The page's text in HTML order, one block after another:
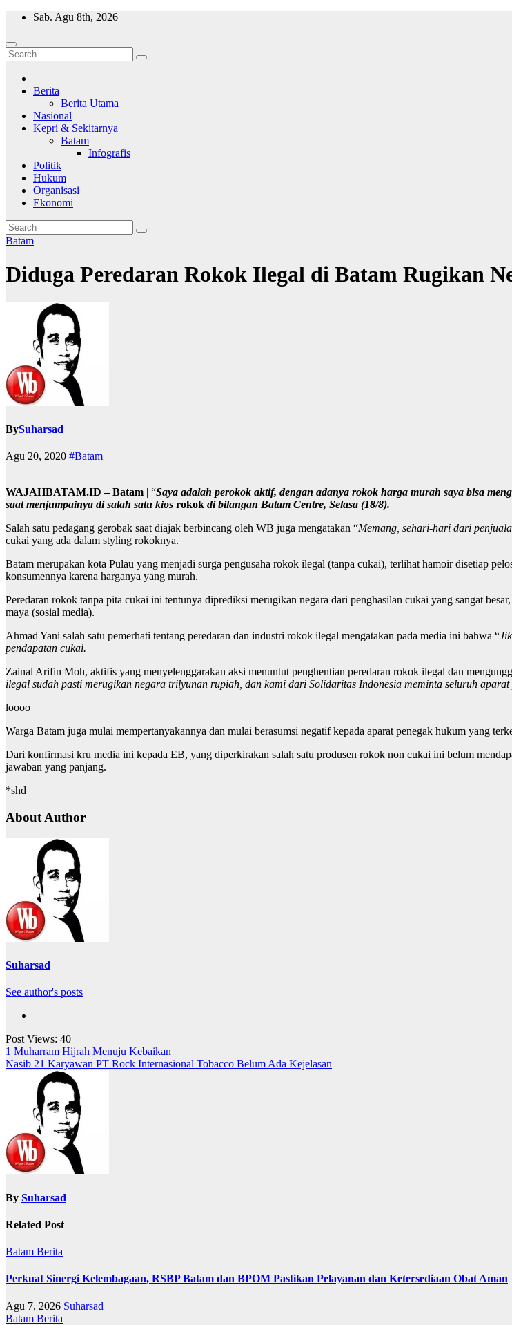
Skip
content
Sab. Agu 8th, 2026
Wajah Batam
CCTV nya kota Batam
Berita
Berita Utama
Nasional
Kepri & Sekitarnya
Batam
Infografis
Politik
Hukum
Organisasi
Ekonomi
Batam
Diduga Peredaran Rokok Ilegal di Batam Rugikan
BySuharsad
Agu 20, 2020 #Batam
WAJAHBATAM.ID – Batam | “Saya adalah perokok aktif, dengan adanya rokok harga murah saya bisa
saat menjumpainya di salah satu kios rokok di bilangan Batam Centre, Selasa (18/8).
Salah satu pedagang gerobak saat diajak berbincang oleh WB juga mengatakan “Memang, sehari-hari dari
cukai yang ada dalam styling rokoknya.
Batam merupakan kota Pulau yang menjadi surga pengusaha rokok ilegal (tanpa cukai), terlihat hamoir disetiap
konsumennya karena harganya yang murah.
Peredaran rokok tanpa pita cukai ini tentunya diprediksi merugikan negara dari penghasilan cukai yang sangat
maya (sosial media).
Ahmad Yani salah satu pemerhati tentang peredaran dan industri rokok ilegal mengatakan pada media ini bahwa “
pendapatan cukai.
Zainal Arifin Moh, aktifis yang menyelenggarakan aksi menuntut penghentian peredaran rokok ilegal dan
ilegal sudah pasti merugikan negara trilyunan rupiah, dan kami dari Solidaritas Indonesia meminta seluruh
loooo
Warga Batam juga mulai mempertanyakannya dan mulai berasumsi negatif kepada aparat penegak hukum yang
Dari konfirmasi kru media ini kepada EB, yang diperkirakan salah satu produsen rokok non cukai ini belum
jawaban yang panjang.
*shd
About Author
Suharsad
See author's posts
Post Views: 40
Navigasi
pos
1 Muharram Hijrah Menuju Kebaikan
Nasib 21 Karyawan PT Rock Internasional Tobacco Belum Ada Kejelasan
By Suharsad
Related Post
Batam Berita
Perkuat Sinergi Kelembagaan, RSBP Batam dan BPOM Pastikan Pelayanan dan Ketersediaan Obat Aman
Agu 7, 2026 Suharsad
Batam Berita